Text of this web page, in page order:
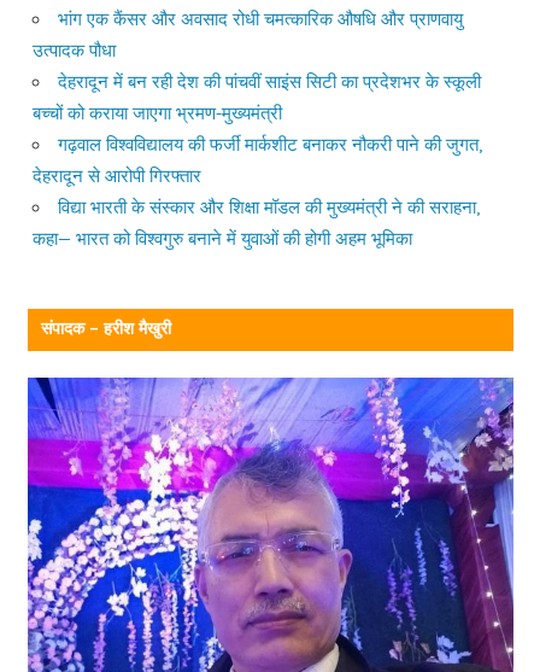
भांग एक कैंसर और अवसाद रोधी चमत्कारिक औषधि और प्राणवायु
उत्पादक पौधा
देहरादून में बन रही देश की पांचवीं साइंस सिटी का प्रदेशभर के स्कूली
बच्चों को कराया जाएगा भ्रमण-मुख्यमंत्री
गढ़वाल विश्वविद्यालय की फर्जी मार्कशीट बनाकर नौकरी पाने की जुगत,
देहरादून से आरोपी गिरफ्तार
विद्या भारती के संस्कार और शिक्षा मॉडल की मुख्यमंत्री ने की सराहना,
कहा— भारत को विश्वगुरु बनाने में युवाओं की होगी अहम भूमिका
संपादक – हरीश मैखुरी